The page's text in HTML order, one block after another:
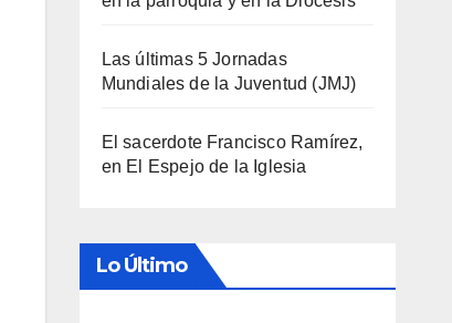
Las últimas 5 Jornadas
Mundiales de la Juventud (JMJ)
El sacerdote Francisco Ramírez,
en El Espejo de la Iglesia
Lo Último